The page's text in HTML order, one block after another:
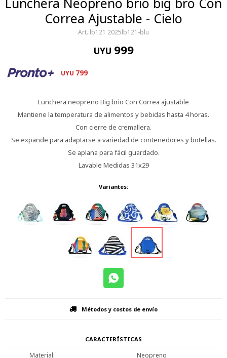
Correa Ajustable - Cielo
lb121 2025lb121-blu
UYU 999
UYU 799
Lunchera neopreno Big brio Con Correa ajustable
Mantiene la temperatura de alimentos y bebidas hasta 4 horas.
Con cierre de cremallera.
Se expande para adaptarse a variedad de contenedores y botellas.
Se aplana para fácil guardado.
Lavable Medidas 31x29
Variantes:
Métodos y costos de envío
CARACTERÍSTICAS
Material Neopreno